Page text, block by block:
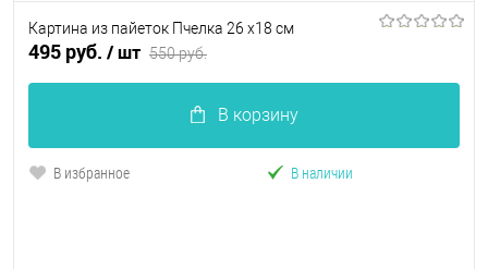
Картина из пайеток Пчелка 26 х18 см
495 руб. / шт 550 руб.
В корзину
В избранное В наличии